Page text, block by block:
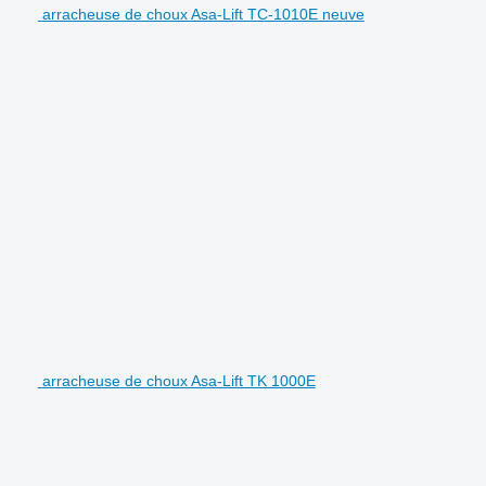
arracheuse de choux Asa-Lift TC-1010E neuve
arracheuse de choux Asa-Lift TK 1000E